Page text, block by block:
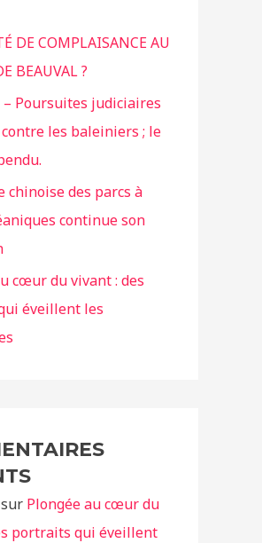
DE COMPLAISANCE AU
BEAUVAL ?
– Poursuites judiciaires
les baleiniers ; le
chinoise des parcs à
continue son
cœur du vivant : des
éveillent les
sur Plongée au cœur du
portraits qui éveillent